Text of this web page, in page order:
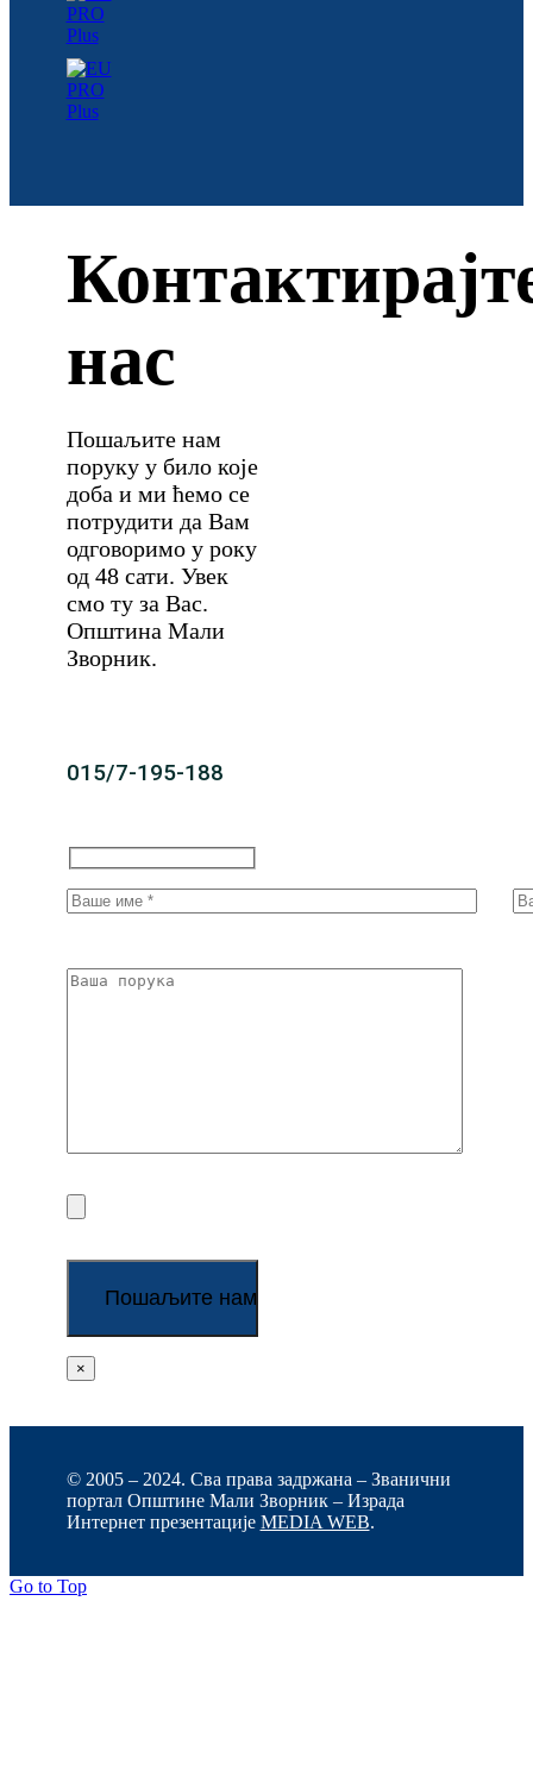
нас
Пошаљите нам
поруку у било које
доба и ми ћемо се
потрудити да Вам
одговоримо у року
од 48 сати. Увек
смо ту за Вас.
Општина Мали
Зворник.
015/7-195-188
×
© 2005 – 2024. Сва права задржана – Званични
портал Општине Мали Зворник – Израда
Интернет презентације MEDIA WEB.
Go to Top